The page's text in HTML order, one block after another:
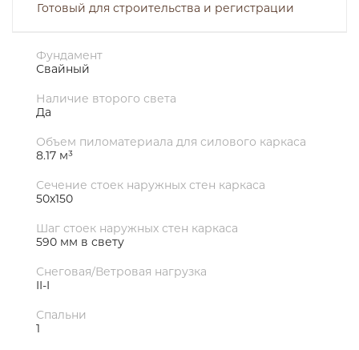
Готовый для строительства и регистрации
Фундамент
Свайный
Наличие второго света
Да
Объем пиломатериала для силового каркаса
8.17 м³
Сечение стоек наружных стен каркаса
50х150
Шаг стоек наружных стен каркаса
590 мм в свету
Снеговая/Ветровая нагрузка
II-I
Спальни
1